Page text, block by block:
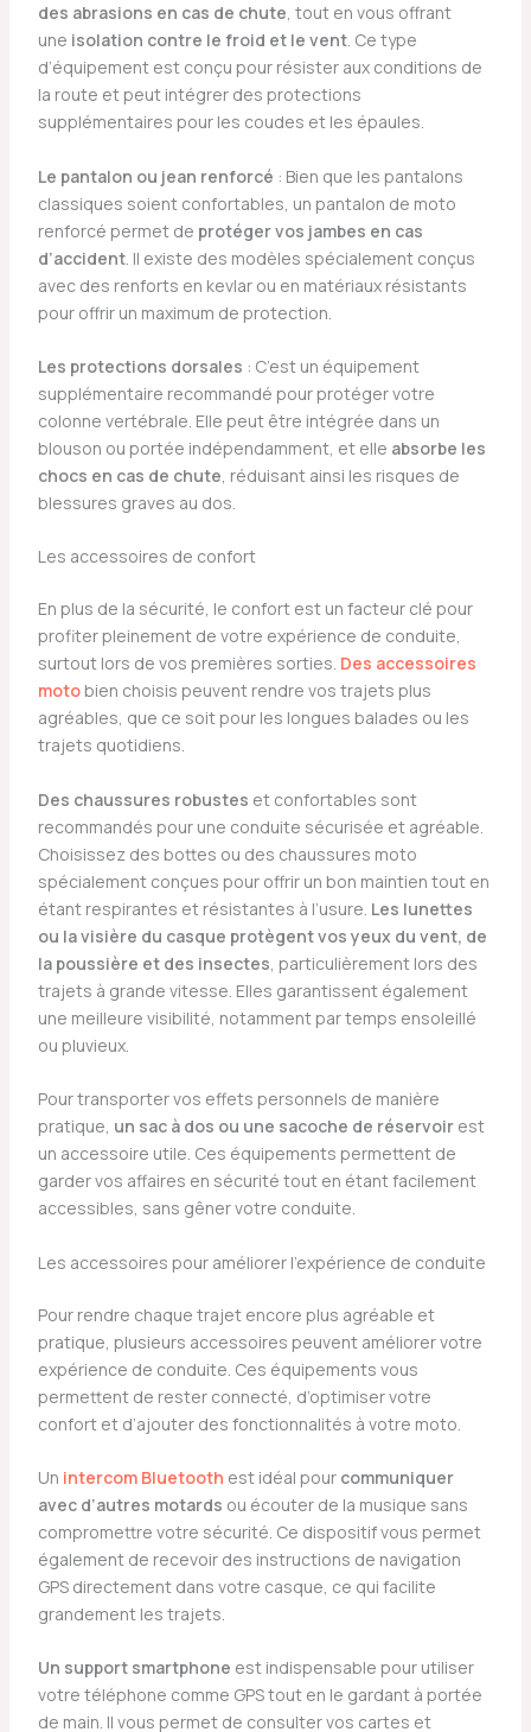
des abrasions en cas de chute, tout en vous offrant
une isolation contre le froid et le vent. Ce type
d’équipement est conçu pour résister aux conditions de
la route et peut intégrer des protections
supplémentaires pour les coudes et les épaules.
Le pantalon ou jean renforcé : Bien que les pantalons
classiques soient confortables, un pantalon de moto
renforcé permet de protéger vos jambes en cas
d’accident. Il existe des modèles spécialement conçus
avec des renforts en kevlar ou en matériaux résistants
pour offrir un maximum de protection.
Les protections dorsales : C’est un équipement
supplémentaire recommandé pour protéger votre
colonne vertébrale. Elle peut être intégrée dans un
blouson ou portée indépendamment, et elle absorbe les
chocs en cas de chute, réduisant ainsi les risques de
blessures graves au dos.
Les accessoires de confort
En plus de la sécurité, le confort est un facteur clé pour
profiter pleinement de votre expérience de conduite,
surtout lors de vos premières sorties. Des accessoires
motobien choisis peuvent rendre vos trajets plus
agréables, que ce soit pour les longues balades ou les
trajets quotidiens.
Des chaussures robustes et confortables sont
recommandés pour une conduite sécurisée et agréable.
Choisissez des bottes ou des chaussures moto
spécialement conçues pour offrir un bon maintien tout en
étant respirantes et résistantes à l’usure. Les lunettes
ou la visière du casque protègent vos yeux du vent, de
la poussière et des insectes , particulièrement lors des
trajets à grande vitesse. Elles garantissent également
une meilleure visibilité, notamment par temps ensoleillé
ou pluvieux.
Pour transporter vos effets personnels de manière
pratique, un sac à dos ou une sacoche de réservoirest
un accessoire utile. Ces équipements permettent de
garder vos affaires en sécurité tout en étant facilement
accessibles, sans gêner votre conduite.
Les accessoires pour améliorer l’expérience de conduite
Pour rendre chaque trajet encore plus agréable et
pratique, plusieurs accessoires peuvent améliorer votre
expérience de conduite. Ces équipements vous
permettent de rester connecté, d’optimiser votre
confort et d’ajouter des fonctionnalités à votre moto.
Un intercom Bluetooth est idéal pour communiquer
avec d’autres motards ou écouter de la musique sans
compromettre votre sécurité. Ce dispositif vous permet
également de recevoir des instructions de navigation
GPS directement dans votre casque, ce qui facilite
grandement les trajets.
Un support smartphone est indispensable pour utiliser
votre téléphone comme GPS tout en le gardant à portée
de main. Il vous permet de consulter vos cartes et